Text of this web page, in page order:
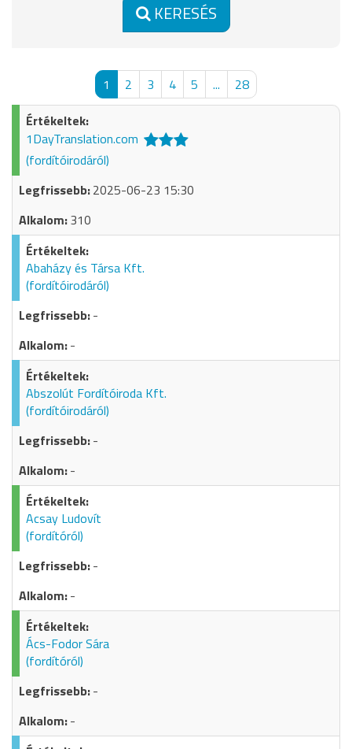
KERESÉS
1 2 3 4 5 ... 28
1DayTranslation.com
(fordítóirodáról)
2025-06-23 15:30
310
Abaházy és Társa Kft.
(fordítóirodáról)
-
-
Abszolút Fordítóiroda Kft.
(fordítóirodáról)
-
-
Acsay Ludovít
(fordítóról)
-
-
Ács-Fodor Sára
(fordítóról)
-
-